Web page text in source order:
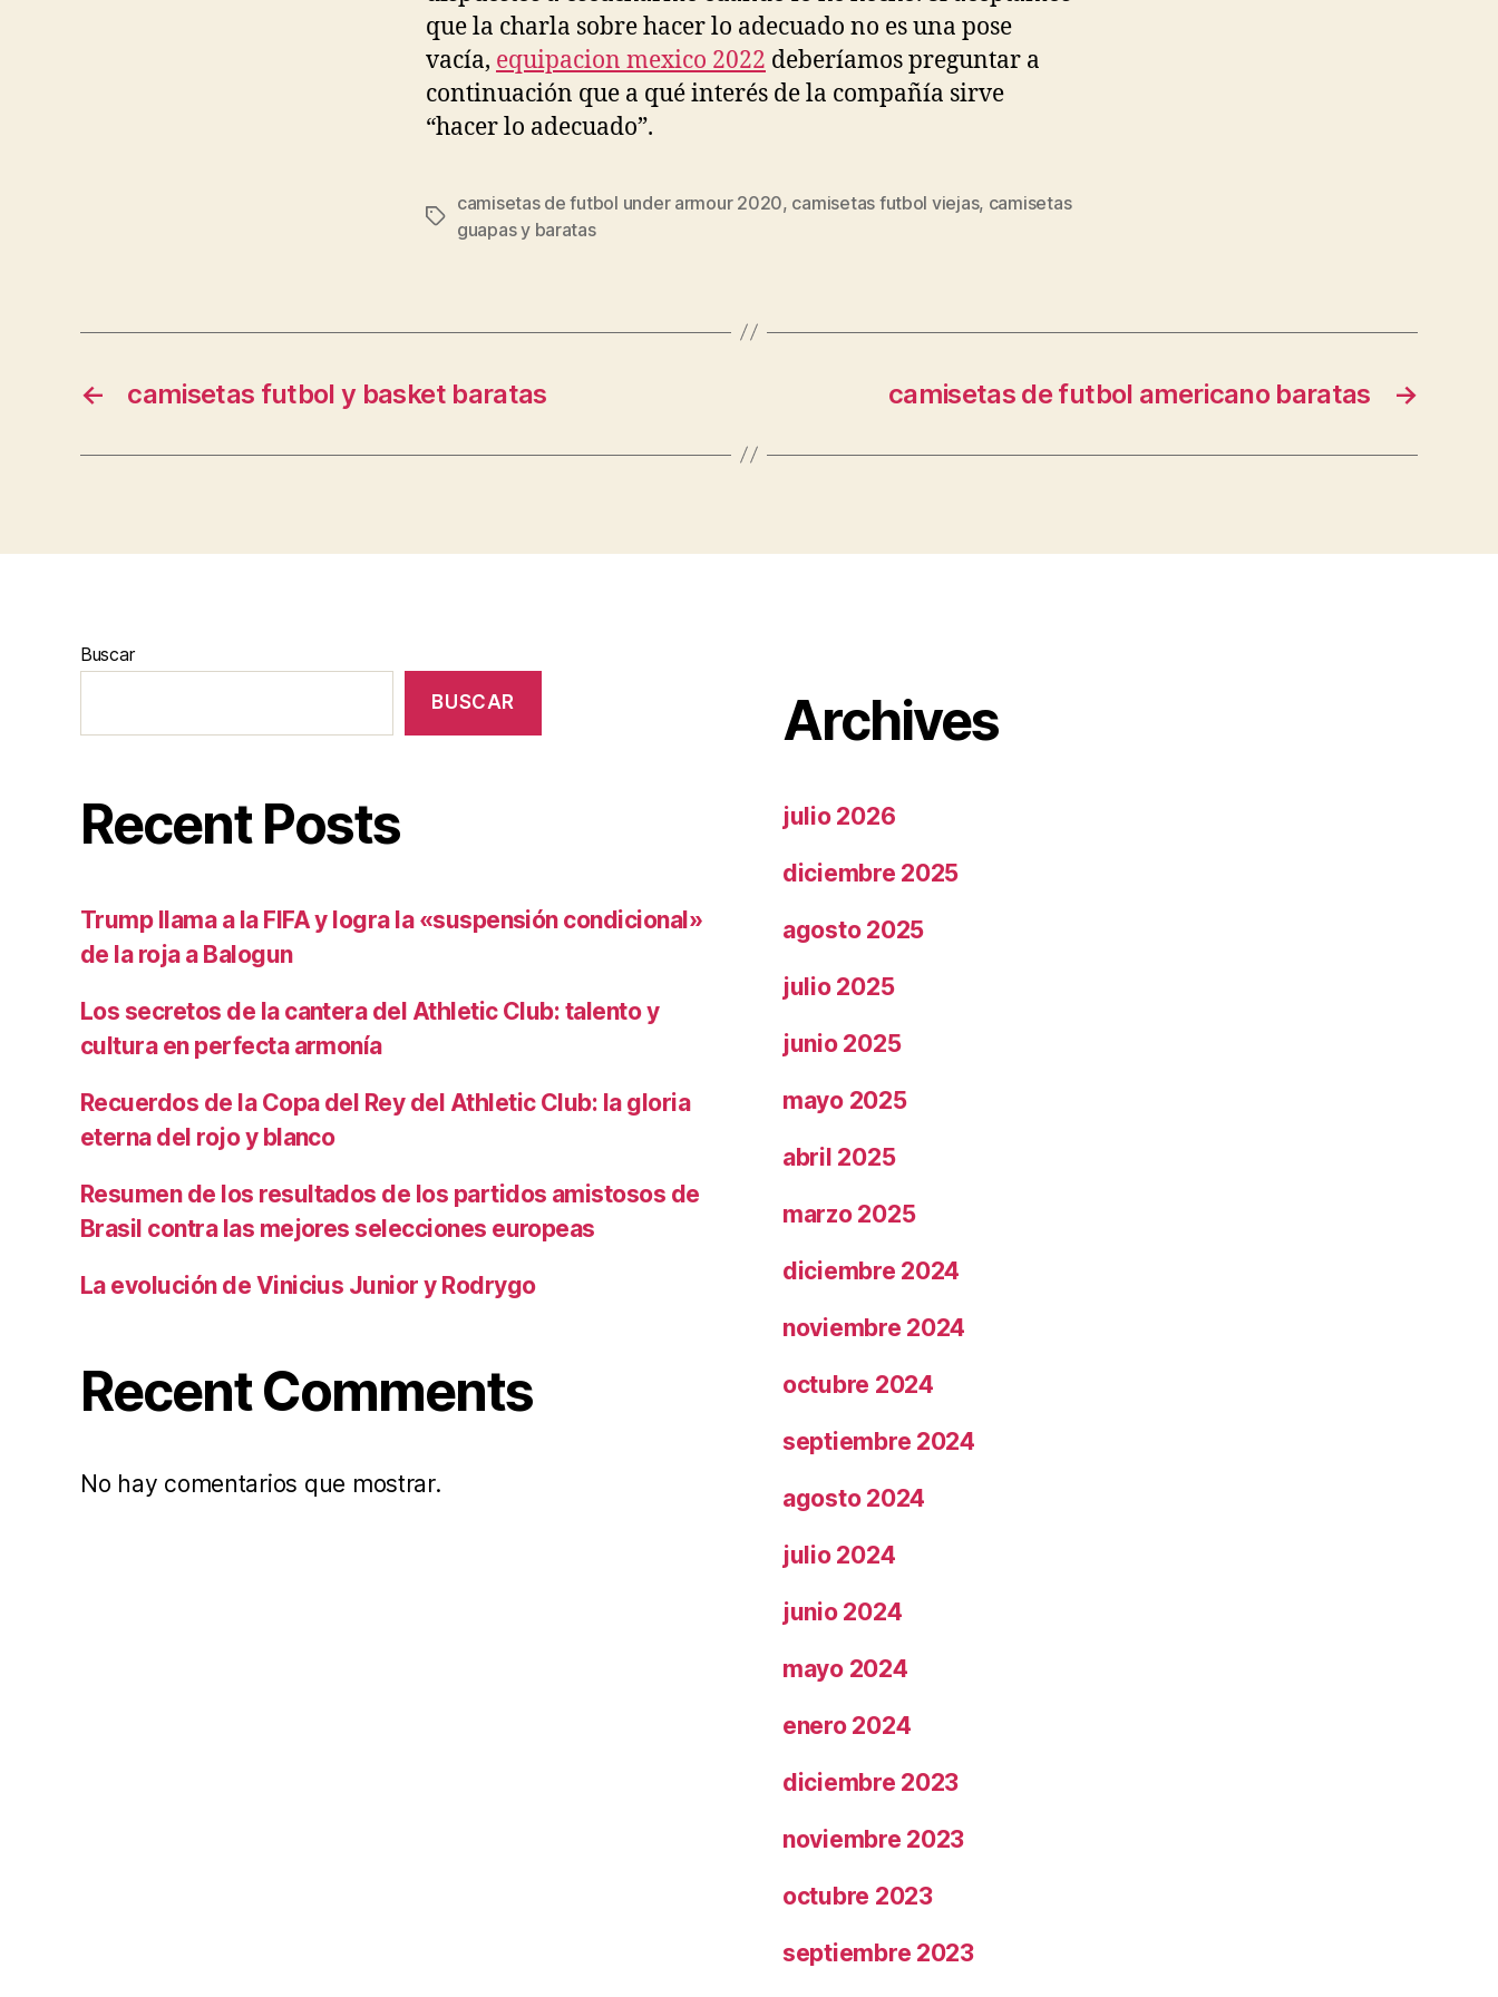
que la charla sobre hacer lo adecuado no es una pose
vacía, equipacion mexico 2022 deberíamos preguntar a
continuación que a qué interés de la compañía sirve
“hacer lo adecuado”.
Etiquetas
camisetas de futbol under armour 2020, camisetas futbol viejas, camisetas
guapas y baratas
← camisetas futbol y basket baratas →
camisetas de futbol americano baratas
Buscar
BUSCAR
Recent Posts
Trump llama a la FIFA y logra la «suspensión condicional»
de la roja a Balogun
Los secretos de la cantera del Athletic Club: talento y
cultura en perfecta armonía
Recuerdos de la Copa del Rey del Athletic Club: la gloria
eterna del rojo y blanco
Resumen de los resultados de los partidos amistosos de
Brasil contra las mejores selecciones europeas
La evolución de Vinicius Junior y Rodrygo
Recent Comments
No hay comentarios que mostrar.
Archives
julio 2026
diciembre 2025
agosto 2025
julio 2025
junio 2025
mayo 2025
abril 2025
marzo 2025
diciembre 2024
noviembre 2024
octubre 2024
septiembre 2024
agosto 2024
julio 2024
junio 2024
mayo 2024
enero 2024
diciembre 2023
noviembre 2023
octubre 2023
septiembre 2023